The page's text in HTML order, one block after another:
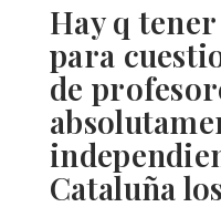
Hay q
para
de
Cataluña